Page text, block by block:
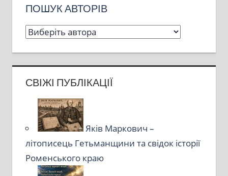
ПОШУК АВТОРІВ
СВІЖІ ПУБЛІКАЦІЇ
Яків Маркович –
літописець Гетьманщини та свідок історії
Роменського краю